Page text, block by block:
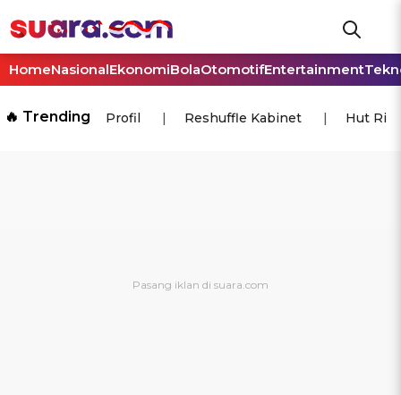
HomeNasionalEkonomiBolaOtomotifEntertainment
🔥 Trending Profil Reshuffle Kabinet Hut Ri